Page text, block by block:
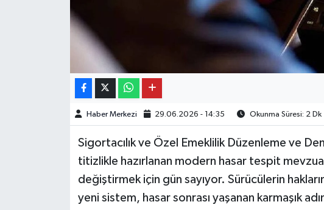
Haber Merkezi 29.06.2026 - 14:35 Okunma Süresi: 2 Dk
Sigortacılık ve Özel Emeklilik Düzenleme ve
titizlikle hazırlanan modern hasar tespit
değiştirmek için gün sayıyor. Sürücülerin
yeni sistem, hasar sonrası yaşanan karmaşık